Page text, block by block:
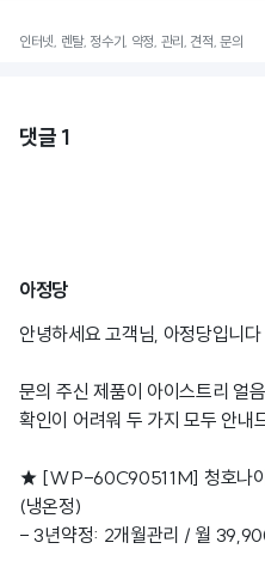
인터넷, 렌탈, 정수기, 약정, 관리, 견적, 문의
댓글 1
아정당
안녕하세요 고객님, 아정당입니
문의 주신 제품이 아이스트리 얼
확인이 어려워 두 가지 모두 안내
★ [WP-60C90511M] 청호나이
(냉온정)
- 3년약정: 2개월관리 / 월